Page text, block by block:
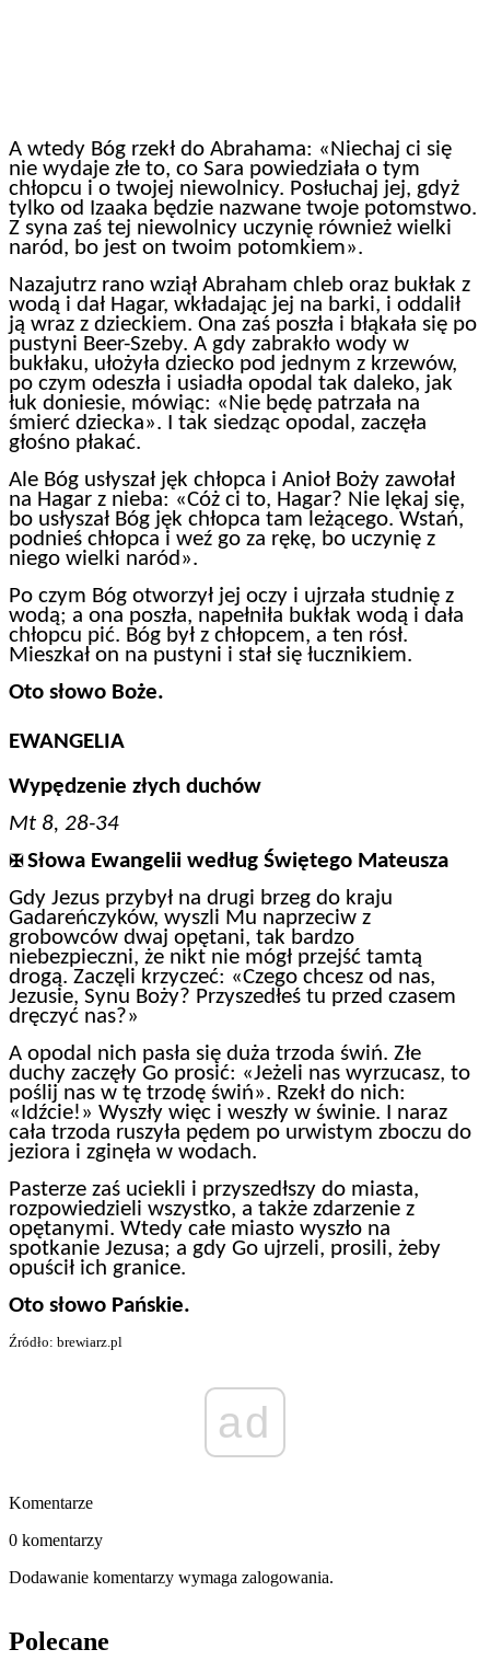
A wtedy Bóg rzekł do Abrahama: «Niechaj ci się
nie wydaje złe to, co Sara powiedziała o tym
chłopcu i o twojej niewolnicy. Posłuchaj jej, gdyż
tylko od Izaaka będzie nazwane twoje potomstwo.
Z syna zaś tej niewolnicy uczynię również wielki
naród, bo jest on twoim potomkiem».
Nazajutrz rano wziął Abraham chleb oraz bukłak z
wodą i dał Hagar, wkładając jej na barki, i oddalił
ją wraz z dzieckiem. Ona zaś poszła i błąkała się po
pustyni Beer-Szeby. A gdy zabrakło wody w
bukłaku, ułożyła dziecko pod jednym z krzewów,
po czym odeszła i usiadła opodal tak daleko, jak
łuk doniesie, mówiąc: «Nie będę patrzała na
śmierć dziecka». I tak siedząc opodal, zaczęła
głośno płakać.
Ale Bóg usłyszał jęk chłopca i Anioł Boży zawołał
na Hagar z nieba: «Cóż ci to, Hagar? Nie lękaj się,
bo usłyszał Bóg jęk chłopca tam leżącego. Wstań,
podnieś chłopca i weź go za rękę, bo uczynię z
niego wielki naród».
Po czym Bóg otworzył jej oczy i ujrzała studnię z
wodą; a ona poszła, napełniła bukłak wodą i dała
chłopcu pić. Bóg był z chłopcem, a ten rósł.
Mieszkał on na pustyni i stał się łucznikiem.
Oto słowo Boże.
EWANGELIA
Wypędzenie złych duchów
Mt 8, 28-34
✠ Słowa Ewangelii według Świętego Mateusza
Gdy Jezus przybył na drugi brzeg do kraju
Gadareńczyków, wyszli Mu naprzeciw z
grobowców dwaj opętani, tak bardzo
niebezpieczni, że nikt nie mógł przejść tamtą
drogą. Zaczęli krzyczeć: «Czego chcesz od nas,
Jezusie, Synu Boży? Przyszedłeś tu przed czasem
dręczyć nas?»
A opodal nich pasła się duża trzoda świń. Złe
duchy zaczęły Go prosić: «Jeżeli nas wyrzucasz, to
poślij nas w tę trzodę świń». Rzekł do nich:
«Idźcie!» Wyszły więc i weszły w świnie. I naraz
cała trzoda ruszyła pędem po urwistym zboczu do
jeziora i zginęła w wodach.
Pasterze zaś uciekli i przyszedłszy do miasta,
rozpowiedzieli wszystko, a także zdarzenie z
opętanymi. Wtedy całe miasto wyszło na
spotkanie Jezusa; a gdy Go ujrzeli, prosili, żeby
opuścił ich granice.
Oto słowo Pańskie.
Źródło: brewiarz.pl
ad
Komentarze
0 komentarzy
Dodawanie komentarzy wymaga zalogowania.
Polecane